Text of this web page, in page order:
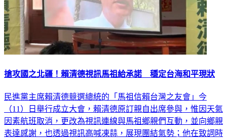
民進黨主席賴清德競選總統的「馬祖信賴台灣之友會」今
（11）日舉行成立大會，賴清德原訂親自出席參與，惟因天氣
因素航班取消，更改為視訊連線與馬祖鄉親們互動，並向鄉親